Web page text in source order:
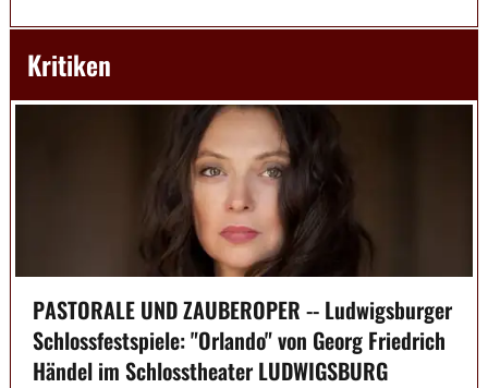
Kritiken
PASTORALE UND ZAUBEROPER -- Ludwigsburger
Schlossfestspiele: "Orlando" von Georg Friedrich
Händel im Schlosstheater LUDWIGSBURG